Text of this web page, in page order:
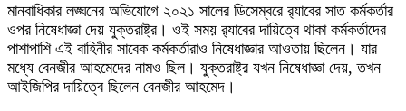
মানবাধিকার লঙ্ঘনের অভিযোগে ২০২১ সালের ডিসেম্বরে র‍্যাবের সাত কর্মকর্তার
ওপর নিষেধাজ্ঞা দেয় যুক্তরাষ্ট্র। ওই সময় র‌্যাবের দায়িত্বে থাকা কর্মকর্তাদের
পাশাপাশি এই বাহিনীর সাবেক কর্মকর্তারাও নিষেধাজ্ঞার আওতায় ছিলেন। যার
মধ্যে বেনজীর আহমেদের নামও ছিল। যুক্তরাষ্ট্র যখন নিষেধাজ্ঞা দেয়, তখন
আইজিপির দায়িত্বে ছিলেন বেনজীর আহমেদ।